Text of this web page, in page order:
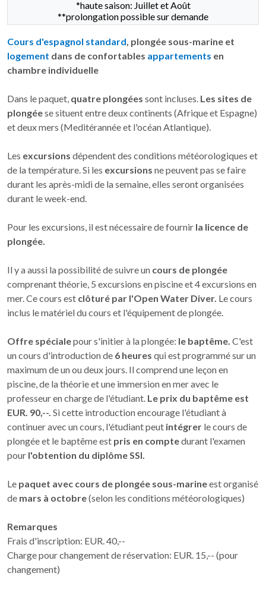
*haute saison: Juillet et Août
**prolongation possible sur demande
Cours d'espagnol standard , plongée sous-marine et
logement dans de confortables appartements en
chambre individuelle
Dans le paquet, quatre plongées sont incluses. Les sites de
plongéese situent entre deux continents (Afrique et Espagne)
et deux mers (Meditérannée et l'océan Atlantique).
Les excursions dépendent des conditions météorologiques et
de la température. Si les excursions ne peuvent pas se faire
durant les après-midi de la semaine, elles seront organisées
durant le week-end.
Pour les excursions, il est nécessaire de fournir la licence de
plongée.
Il y a aussi la possibilité de suivre un cours de plongée
comprenant théorie, 5 excursions en piscine et 4 excursions en
mer. Ce cours est clôturé par l'Open Water Diver. Le cours
inclus le matériel du cours et l'équipement de plongée.
Offre spécialepour s'initier à la plongée: le baptême. C'est
un cours d'introduction de 6 heures qui est programmé sur un
maximum de un ou deux jours. Il comprend une leçon en
piscine, de la théorie et une immersion en mer avec le
professeur en charge de l'étudiant. Le prix du baptême est
EUR. 90,--. Si cette introduction encourage l'étudiant à
continuer avec un cours, l'étudiant peut intégrer le cours de
plongée et le baptême est pris en comptedurant l'examen
pour l'obtention du diplôme SSI.
Le paquet avec cours de plongée sous-marineest organisé
de mars à octobre(selon les conditions météorologiques)
Remarques
Frais d'inscription: EUR. 40,--
Charge pour changement de réservation: EUR. 15,-- (pour
changement)